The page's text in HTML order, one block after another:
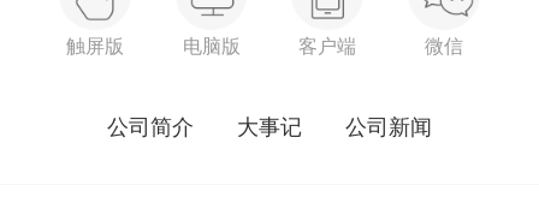
神风貌，以及催人泪下的
感人事迹。
触屏版 电脑版 客户端 微信
公司简介 大事记 公司新闻